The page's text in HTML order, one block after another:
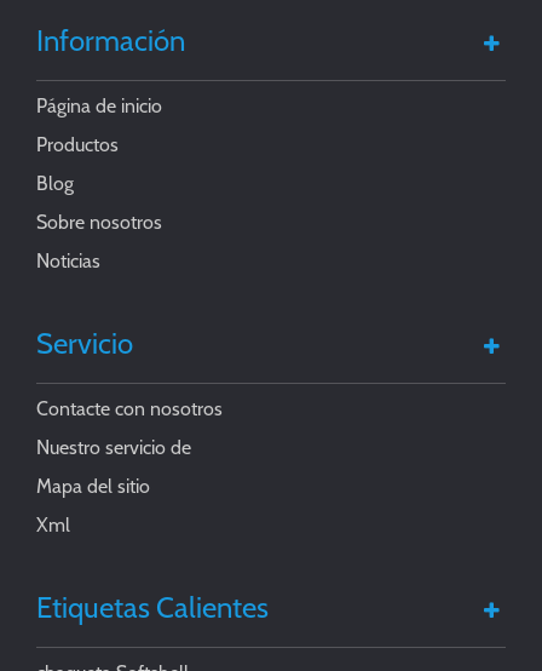
Información
Página de inicio
Productos
Blog
Sobre nosotros
Noticias
Servicio
Contacte con nosotros
Nuestro servicio de
Mapa del sitio
Xml
Etiquetas Calientes